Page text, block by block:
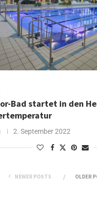
Bad startet in den
2. September 2022
NEWER POSTS OLDER